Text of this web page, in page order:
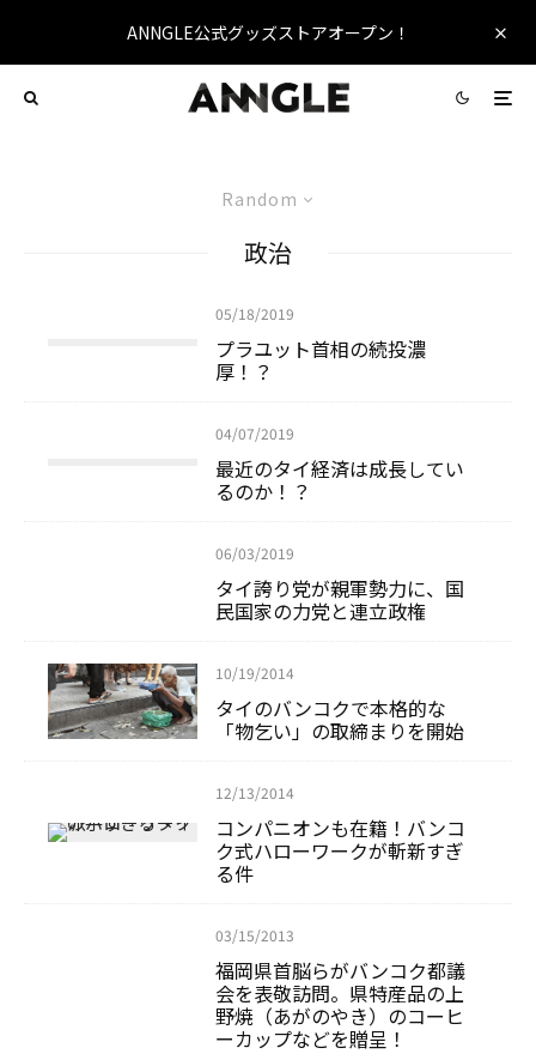
ANNGLE公式グッズストアオープン！
Random
政治
05/18/2019
プラユット首相の続投濃
厚！？
04/07/2019
最近のタイ経済は成長してい
るのか！？
06/03/2019
タイ誇り党が親軍勢力に、国
民国家の力党と連立政権
10/19/2014
タイのバンコクで本格的な
「物乞い」の取締まりを開始
12/13/2014
コンパニオンも在籍！バンコ
ク式ハローワークが斬新すぎ
る件
03/15/2013
福岡県首脳らがバンコク都議
会を表敬訪問。県特産品の上
野焼（あがのやき）のコーヒ
ーカップなどを贈呈！